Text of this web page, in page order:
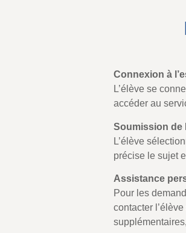
Connexion à
L’élève se
accéder au
Soumission de
L’élève
précise le sujet
Assistance
Pour les
contacter